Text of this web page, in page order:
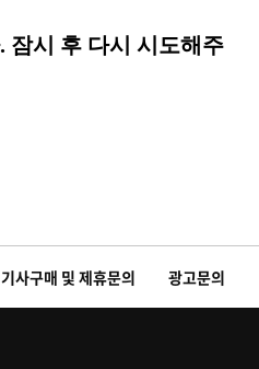
기사구매 및 제휴문의 광고문의